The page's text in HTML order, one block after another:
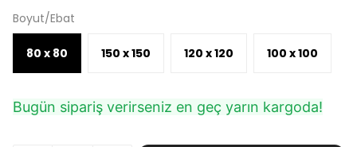
Boyut/Ebat
80 x 80 150 x 150 120 x 120 100 x 100
Bugün sipariş verirseniz en geç yarın kargoda!